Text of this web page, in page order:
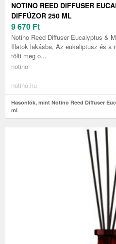
NOTINO REED DIFFUSER
DIFFÚZOR 250 ML
9 670 Ft
Notino Reed Diffuser Eucalyptus &
Illatok lakásba, Az eukaliptusz és a
tölti meg o...
notino
notino.hu
Hasonlók, mint Notino Reed Diffuser
ml